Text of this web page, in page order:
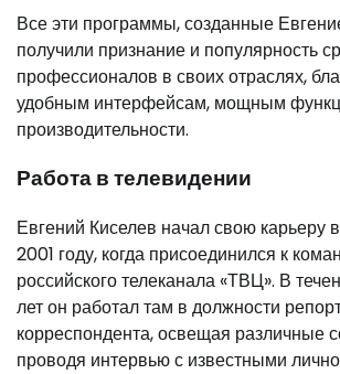
Все эти программы, созданные
получили признание и популярность
профессионалов в своих отраслях,
удобным интерфейсам, мощным
производительности.
Работа в телевидении
Евгений Киселев начал свою карьеру
2001 году, когда присоединился к
российского телеканала «ТВЦ». В
лет он работал там в должности
корреспондента, освещая различные
проводя интервью с известными